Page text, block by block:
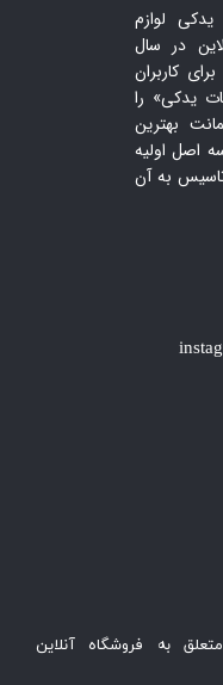
لوازم
در سال
کاربران
یدکی» را
بهترین
اصل اولیه
به آن
به فروشگاه آنلاین